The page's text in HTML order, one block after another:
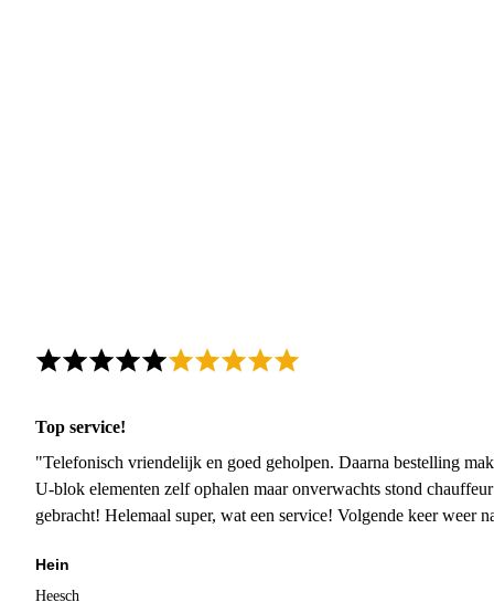
Top service!
"Telefonisch vriendelijk en goed geholpen. Daarna bestelling
U-blok elementen zelf ophalen maar onverwachts stond
gebracht! Helemaal super, wat een service! Volgende keer weer
Hein
Heesch